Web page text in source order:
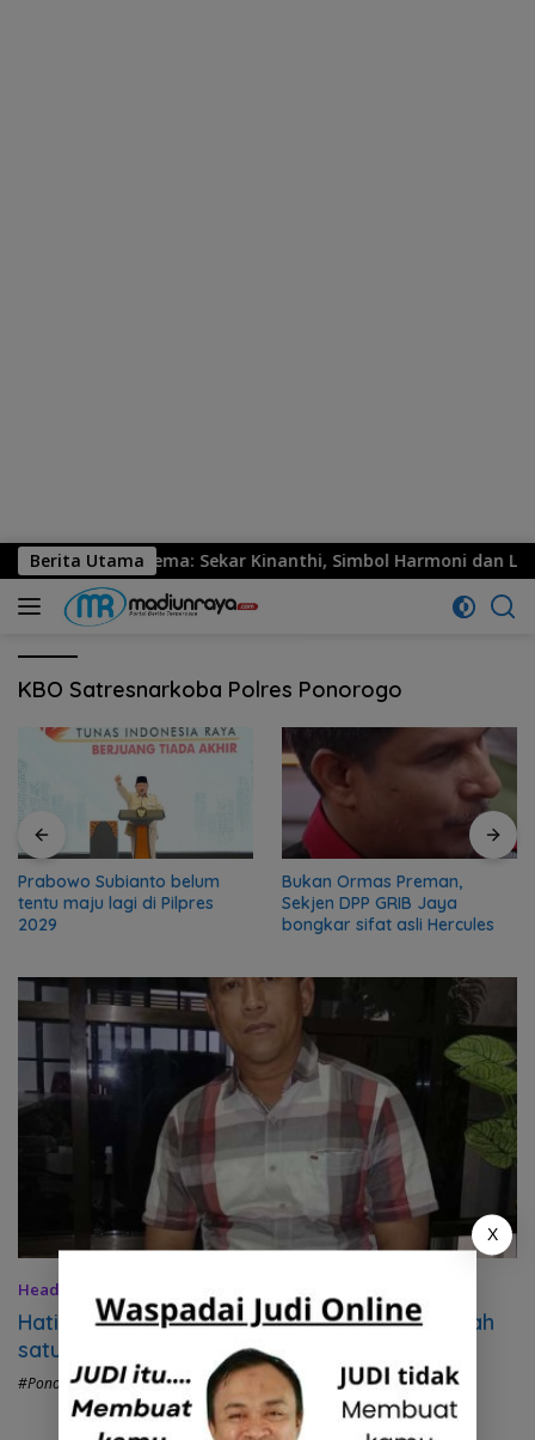
Berita Utama
Menggema: Sekar Kinanthi, Simbol Harmoni dan
KBO Satresnarkoba Polres Ponorogo
Prabowo Subianto belum
tentu maju lagi di Pilpres
2029
Bukan Ormas Preman,
Sekjen DPP GRIB Jaya
bongkar sifat asli Hercules
Headline
Hati – Hati, obat Illegal ada disekitar kita, salah
satunya Produk Kosmetik
#Ponorogo Hits
X